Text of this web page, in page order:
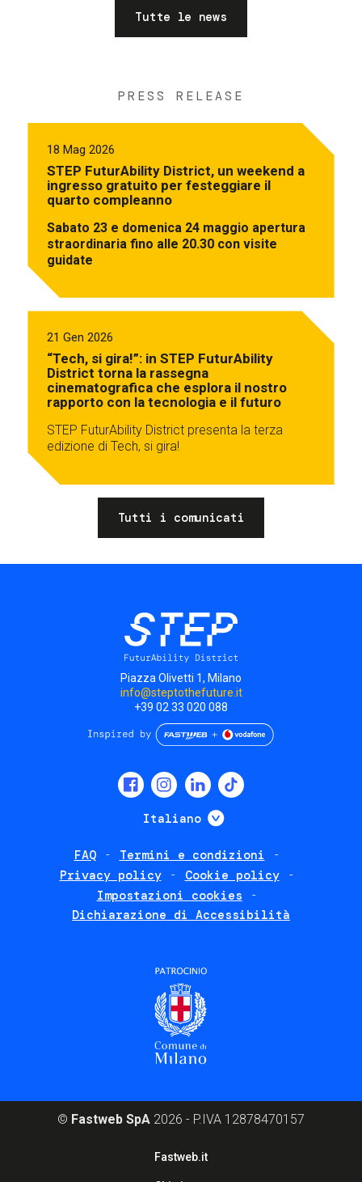
Tutte le news
PRESS RELEASE
18 Mag 2026
STEP FuturAbility District, un weekend a
ingresso gratuito per festeggiare il
quarto compleanno
Sabato 23 e domenica 24 maggio apertura
straordinaria fino alle 20.30 con visite
guidate
21 Gen 2026
“Tech, si gira!”: in STEP FuturAbility
District torna la rassegna
cinematografica che esplora il nostro
rapporto con la tecnologia e il futuro
STEP FuturAbility District presenta la terza
edizione di Tech, si gira!
Tutti i comunicati
Piazza Olivetti 1, Milano
info@steptothefuture.it
+39 02 33 020 088
Italiano Mostra ulteriori
FAQ
Termini e condizioni
Privacy policy
Cookie policy
Impostazioni cookies
Dichiarazione di Accessibilità
© Fastweb SpA 2026 - P.IVA 12878470157
Fastweb.it